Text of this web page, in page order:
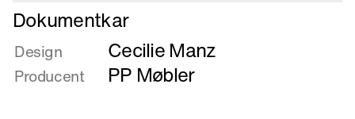
af
lodrette
krydsfinerskiver
Læs
mere
om
Dokumentkar
Dokumentkar
Design Cecilie Manz
Producent PP Møbler